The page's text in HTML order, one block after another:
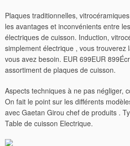
Plaques traditionnelles,
les avantages et inconvénients entre
électriques de cuisson. Induction,
simplement électrique , vous trouverez
vous avez besoin. EUR 699EUR
assortiment de plaques de cuisson.
Aspects techniques à ne pas négliger,
On fait le point sur les différents
avec Gaetan Girou chef de produits .
Table de cuisson Electrique.